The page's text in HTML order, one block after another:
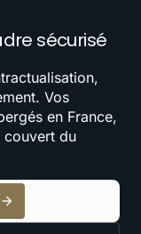
sécurisé
Vos
en France,
couvert du